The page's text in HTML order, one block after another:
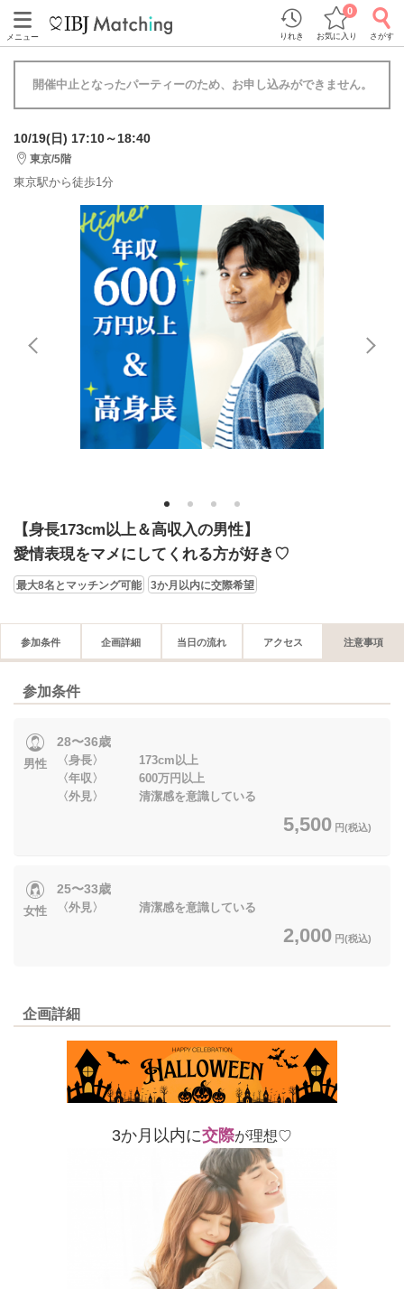
メニュー りれき お気に入り
0
さがす
開催中止となったパーティーのため、お申し込みができません。
10/19(日) 17:10～18:40
東京/5階
東京駅から徒歩1分
1 2 3 4
【身長173cm以上＆高収入の男性】
愛情表現をマメにしてくれる方が好き♡
最大8名とマッチング可能 3か月以内に交際希望
参加条件 企画詳細 当日の流れ アクセス 注意事項
参加条件
男性
28〜36歳
〈身長〉 173cm以上
〈年収〉 600万円以上
〈外見〉 清潔感を意識している
5,500 円(税込)
女性
25〜33歳
〈外見〉 清潔感を意識している
2,000 円(税込)
企画詳細
3か月以内に交際が理想♡